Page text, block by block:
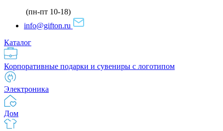
(пн-пт 10-18)
info@gifton.ru
Каталог
Корпоративные подарки и сувениры с логотипом
Электроника
Дом